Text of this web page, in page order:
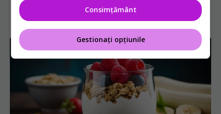
Consimțământ
Gestionați opțiunile